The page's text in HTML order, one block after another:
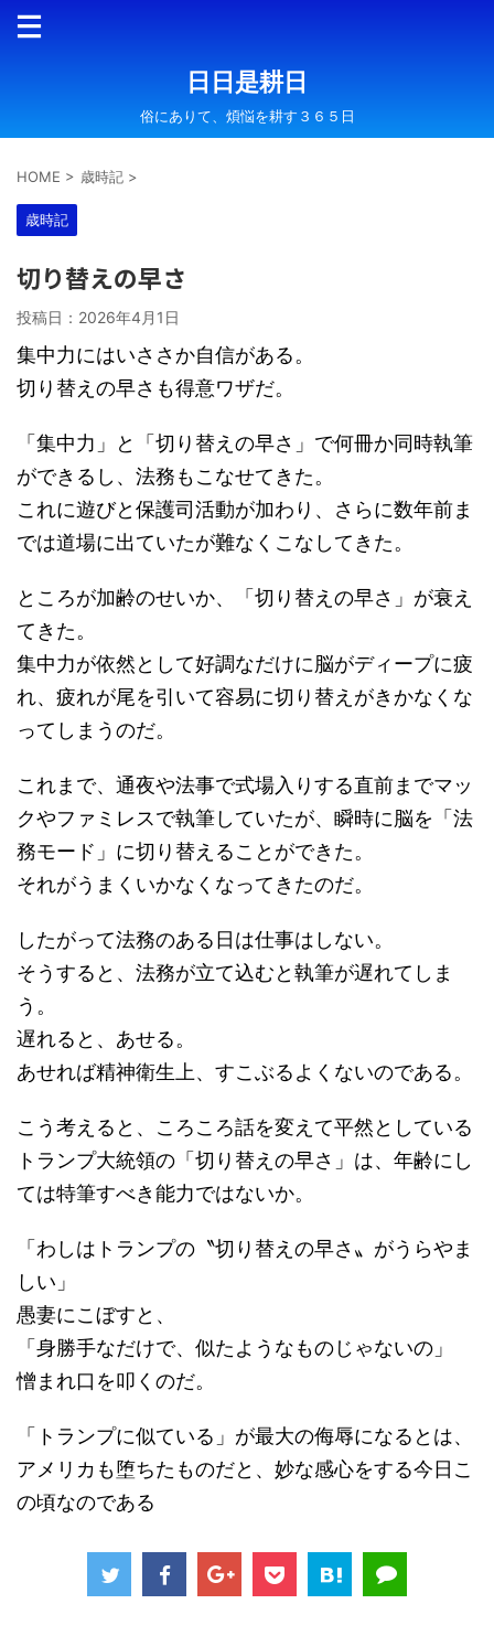
日日是耕日
俗にありて、煩悩を耕す３６５日
HOME > 歳時記 >
歳時記
切り替えの早さ
投稿日： 2026年4月1日
集中力にはいささか自信がある。
切り替えの早さも得意ワザだ。
「集中力」と「切り替えの早さ」で何冊か同時執筆
ができるし、法務もこなせてきた。
これに遊びと保護司活動が加わり、さらに数年前ま
では道場に出ていたが難なくこなしてきた。
ところが加齢のせいか、「切り替えの早さ」が衰え
てきた。
集中力が依然として好調なだけに脳がディープに疲
れ、疲れが尾を引いて容易に切り替えがきかなくな
ってしまうのだ。
これまで、通夜や法事で式場入りする直前までマッ
クやファミレスで執筆していたが、瞬時に脳を「法
務モード」に切り替えることができた。
それがうまくいかなくなってきたのだ。
したがって法務のある日は仕事はしない。
そうすると、法務が立て込むと執筆が遅れてしま
う。
遅れると、あせる。
あせれば精神衛生上、すこぶるよくないのである。
こう考えると、ころころ話を変えて平然としている
トランプ大統領の「切り替えの早さ」は、年齢にし
ては特筆すべき能力ではないか。
「わしはトランプの〝切り替えの早さ〟がうらやま
しい」
愚妻にこぼすと、
「身勝手なだけで、似たようなものじゃないの」
憎まれ口を叩くのだ。
「トランプに似ている」が最大の侮辱になるとは、
アメリカも堕ちたものだと、妙な感心をする今日こ
の頃なのである